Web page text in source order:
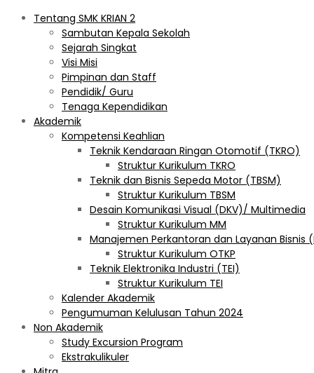
Tentang SMK KRIAN 2
Sambutan Kepala Sekolah
Sejarah Singkat
Visi Misi
Pimpinan dan Staff
Pendidik/ Guru
Tenaga Kependidikan
Akademik
Kompetensi Keahlian
Teknik Kendaraan Ringan Otomotif (TKRO)
Struktur Kurikulum TKRO
Teknik dan Bisnis Sepeda Motor (TBSM)
Struktur Kurikulum TBSM
Desain Komunikasi Visual (DKV)/ Multimedia
Struktur Kurikulum MM
Manajemen Perkantoran dan Layanan Bisnis
Struktur Kurikulum OTKP
Teknik Elektronika Industri (TEI)
Struktur Kurikulum TEI
Kalender Akademik
Pengumuman Kelulusan Tahun 2024
Non Akademik
Study Excursion Program
Ekstrakulikuler